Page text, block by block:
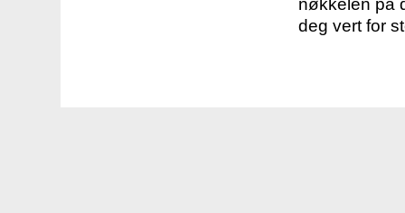
nøkkelen på
deg vert for